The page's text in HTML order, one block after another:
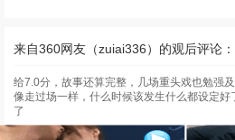
来自360网友（zuiai336）的观后评论：
给7.0分，故事还算完整，几场重头戏也勉强
像走过场一样，什么时候该发生什么都设定
了